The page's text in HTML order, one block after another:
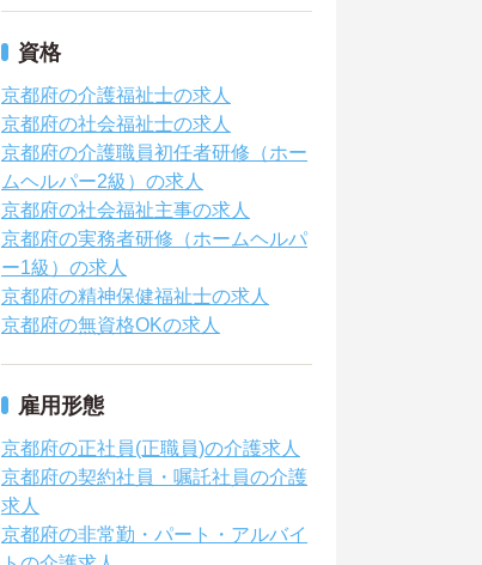
資格
京都府の介護福祉士の求人
京都府の社会福祉士の求人
京都府の介護職員初任者研修（ホー
ムヘルパー2級）の求人
京都府の社会福祉主事の求人
京都府の実務者研修（ホームヘルパ
ー1級）の求人
京都府の精神保健福祉士の求人
京都府の無資格OKの求人
雇用形態
京都府の正社員(正職員)の介護求人
京都府の契約社員・嘱託社員の介護
求人
京都府の非常勤・パート・アルバイ